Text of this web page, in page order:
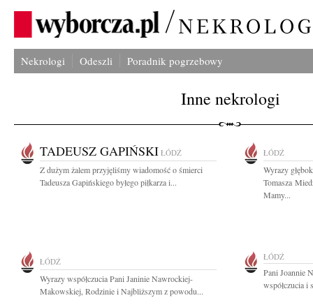
Nekrologi Odeszli Poradnik pogrzebowy
Inne nekrologi
TADEUSZ GAPIŃSKI ŁÓDŹ
Z dużym żalem przyjęliśmy wiadomość o śmierci
Tadeusza Gapińskiego byłego piłkarza i...
ŁÓDŹ
Wyrazy
Tomasza
Mamy...
ŁÓDŹ
Wyrazy współczucia Pani Janinie Nawrockiej-
Makowskiej, Rodzinie i Najbliższym z powodu...
ŁÓDŹ
Pani Joannie
współczucia i